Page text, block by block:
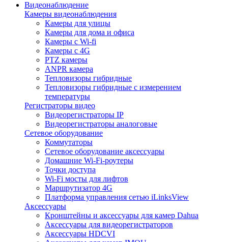
Видеонаблюдение
Камеры видеонаблюдения
Камеры для улицы
Камеры для дома и офиса
Камеры с Wi-fi
Камеры с 4G
PTZ камеры
ANPR камера
Тепловизоры гибридные
Тепловизоры гибридные c измерением
температуры
Регистраторы видео
Видеорегистраторы IP
Видеорегистраторы аналоговые
Сетевое оборудование
Коммутаторы
Сетевое оборудование аксессуары
Домашние Wi-Fi-роутеры
Точки доступа
Wi-Fi мосты для лифтов
Маршрутизатор 4G
Платформа управления сетью iLinksView
Аксессуары
Кронштейны и аксессуары для камер Dahua
Аксессуары для видеорегистраторов
Аксессуары HDCVI